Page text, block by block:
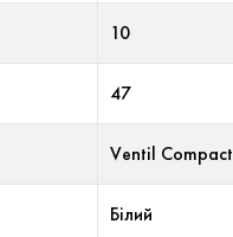
10
47
Ventil Compact
Білий